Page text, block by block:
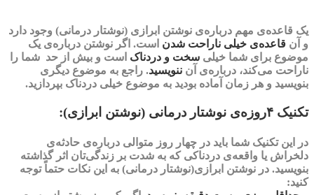
یک قاعده‌ی مهم درباره‌ی نوشتن ابرازی (نوشتار درمانی) وجود دارد
و آن قاعده‌ی خیلی ناراحت شدن است. اگر نوشتن درباره‌ی یک
موضوع برای شما خیلی سخت و دردناک است و بیش‌ از حد شما را
ناراحت می‌کند، درباره‌ی آن ننویسید. راجع به موضوع دیگری
بنویسید و هر زمان آماده بودید به موضوع خیلی دردناک بپردازید.
تکنیک ۴روزه‌ی نوشتار درمانی (نوشتن ابرازی):
در این تکنیک شما باید در چهار روز متوالی درباره‌ی حادثه‌ی
دلخراش یا واقعه‌ی دردناکی که به شدت بر زندگی‌تان اثر گذاشته
بنویسید. در نوشتن ابرازی(نوشتار درمانی) به این نکات حتماً توجه
کنید: